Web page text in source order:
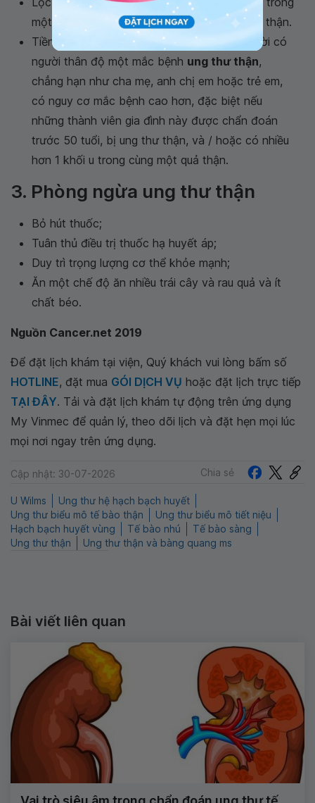
một thời gian dài có thể phát triển ung thư ở thận.
Tiền sử gia đình bị ung thư thận. Những người có
người thân độ một mắc bệnh ung thư thận,
chẳng hạn như cha mẹ, anh chị em hoặc trẻ em,
có nguy cơ mắc bệnh cao hơn, đặc biệt nếu
những thành viên gia đình này được chẩn đoán
trước 50 tuổi, bị ung thư thận, và / hoặc có nhiều
hơn 1 khối u trong cùng một quả thận.
3. Phòng ngừa ung thư thận
Bỏ hút thuốc;
Tuân thủ điều trị thuốc hạ huyết áp;
Duy trì trọng lượng cơ thể khỏe mạnh;
Ăn một chế độ ăn nhiều trái cây và rau quả và ít
chất béo.
Nguồn Cancer.net 2019
Để đặt lịch khám tại viện, Quý khách vui lòng bấm số
HOTLINE, đặt mua GÓI DỊCH VỤ hoặc đặt lịch trực tiếp
TẠI ĐÂY. Tải và đặt lịch khám tự động trên ứng dụng
My Vinmec để quản lý, theo dõi lịch và đặt hẹn mọi lúc
mọi nơi ngay trên ứng dụng.
Cập nhật: 30-07-2026 Chia sẻ
U Wilms
Ung thư hệ hạch bạch huyết
Ung thư biểu mô tế bào thận
Ung thư biểu mô tiết niệu
Hạch bạch huyết vùng
Tế bào nhú
Tế bào sàng
Ung thư thận
Ung thư thận và bàng quang ms
Bài viết liên quan